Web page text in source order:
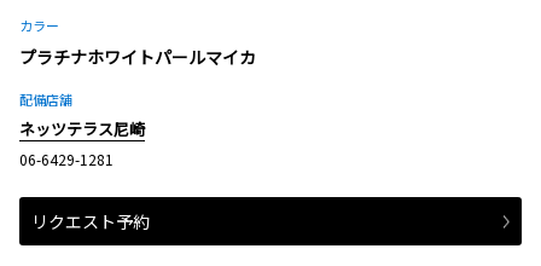
カラー
プラチナホワイトパールマイカ
配備店舗
ネッツテラス尼崎
06-6429-1281
リクエスト予約